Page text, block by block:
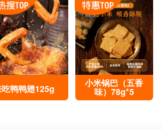
鱼卷188g
司令4号精制猪
肉脯200g
爪齐鸣柠檬凤爪
130g
鸭鸭翅125g
小米锅巴（五香
味）78g*5